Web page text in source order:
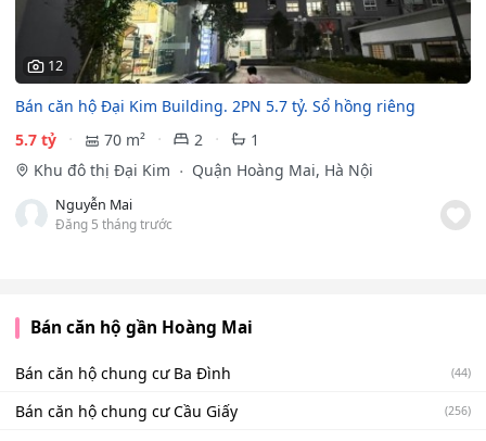
12
Bán căn hộ Đại Kim Building. 2PN 5.7 tỷ. Sổ hồng riêng
5.7 tỷ
70 m² 2
1
Khu đô thị Đại Kim
Quận Hoàng Mai, Hà Nội
Nguyễn Mai
Đăng 5 tháng trước
Bán căn hộ gần Hoàng Mai
Bán căn hộ chung cư Ba Đình (44)
Bán căn hộ chung cư Cầu Giấy (256)